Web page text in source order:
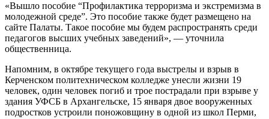
«Вышло пособие “Профилактика терроризма и экстремизма в
молодежной среде”. Это пособие также будет размещено на
сайте Палаты. Такое пособие мы будем распространять среди
педагогов высших учебных заведений», — уточнила
общественница.
Напомним, в октябре текущего года выстрелы и взрыв в
Керченском политехническом колледже унесли жизни 19
человек, один человек погиб и трое пострадали при взрыве у
здания УФСБ в Архангельске, 15 января двое вооруженных
подростков устроили поножовщину в одной из школ Перми,